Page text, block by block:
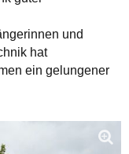
und
hat
ein gelungener